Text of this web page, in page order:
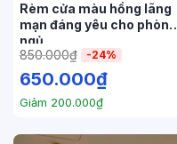
Rèm cửa màu hồng lãng
mạn đáng yêu cho phòng
ngủ
850.000₫ -24%
650.000₫
Giảm 200.000₫